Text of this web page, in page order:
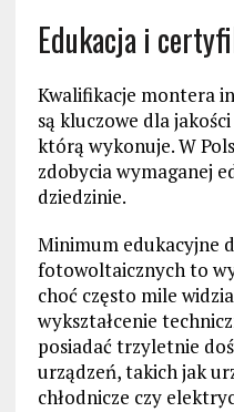
Edukacja i
Kwalifikacje montera
są kluczowe dla
którą wykonuje. W
zdobycia wymaganej
dziedzinie.
Minimum edukacyjne
fotowoltaicznych to
choć często mile
wykształcenie
posiadać trzyletnie
urządzeń, takich jak
chłodnicze czy